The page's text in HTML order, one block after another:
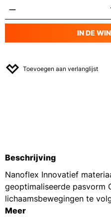
IN DE
Toevoegen aan verlanglijst
Beschrijving
Nanoflex Innovatief
geoptimaliseerde pasvorm
lichaamsbewegingen te
Meer